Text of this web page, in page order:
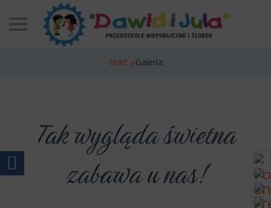
Start Galeria
Tak wygląda świetna
zabawa u nas!
